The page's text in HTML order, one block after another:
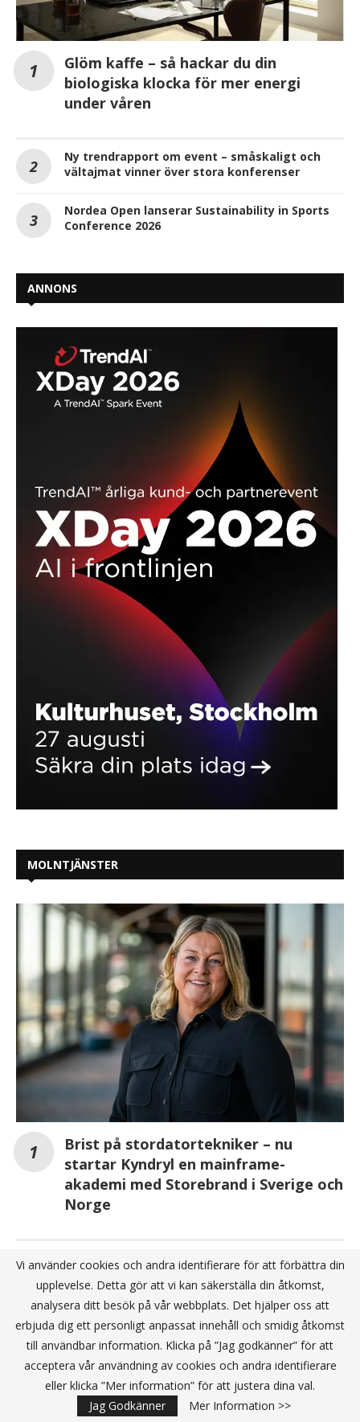
Glöm kaffe – så hackar du din
biologiska klocka för mer energi
under våren
Ny trendrapport om event – småskaligt och
vältajmat vinner över stora konferenser
Nordea Open lanserar Sustainability in Sports
Conference 2026
ANNONS
MOLNTJÄNSTER
Brist på stordatortekniker – nu
startar Kyndryl en mainframe-
akademi med Storebrand i Sverige och
Norge
Utveckling av en ny europeisk
certifieringsordning för molntjänster
reMarkable investerar i nytt affärssystem i
molnet
ANNONS
Vi använder cookies och andra identifierare för att förbättra din
upplevelse. Detta gör att vi kan säkerställa din åtkomst,
analysera ditt besök på vår webbplats. Det hjälper oss att
erbjuda dig ett personligt anpassat innehåll och smidig åtkomst
till användbar information. Klicka på ”Jag godkänner” för att
acceptera vår användning av cookies och andra identifierare
eller klicka ”Mer information” för att justera dina val.
Jag Godkänner
Mer Information >>